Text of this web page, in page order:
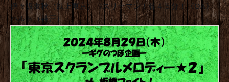
伊々坂友秋（以上東京）〈スリーマン！各４５分！《OA》
ハルト（神戸）